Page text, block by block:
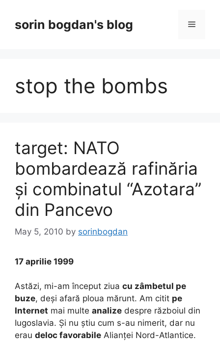
contentsorin bogdan's blog Menu
stop the bombs
target: NATO
bombardează rafinăria
și combinatul “Azotara”
din Pancevo
May 5, 2010 by sorinbogdan
17 aprilie 1999
Astăzi, mi-am început ziua cu zâmbetul pe
buze, deși afară ploua mărunt. Am citit pe
Internet mai multe analize despre războiul din
Iugoslavia. Și nu știu cum s-au nimerit, dar nu
erau deloc favorabile Alianței Nord-Atlantice.